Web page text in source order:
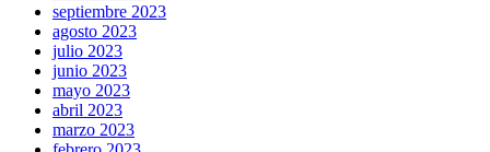
septiembre 2023
agosto 2023
julio 2023
junio 2023
mayo 2023
abril 2023
marzo 2023